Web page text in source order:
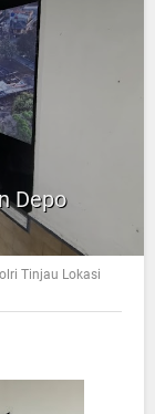
Depo
Tinjau Lokasi